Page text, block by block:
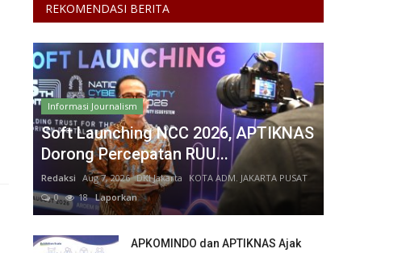
REKOMENDASI BERITA
Informasi Journalism
Soft Launching NCC 2026, APTIKNAS
Dorong Percepatan RUU...
Redaksi Aug 7, 2026 DKI Jakarta
KOTA ADM. JAKARTA PUSAT
0
18Laporkan
APKOMINDO dan APTIKNAS Ajak